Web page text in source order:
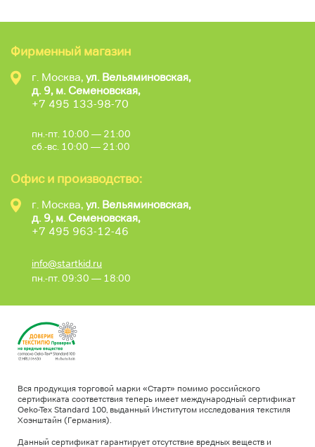
Фирменный магазин
г. Москва, ул. Вельяминовская,
д. 9, м. Семеновская,
+7 495 133-98-70
пн.-пт. 10:00 — 21:00
сб.-вс. 10:00 — 21:00
Офис и производство:
г. Москва, ул. Вельяминовская,
д. 9, м. Семеновская,
+7 495 963-12-46
info@startkid.ru
пн.-пт. 09:30 — 18:00
Вся продукция торговой марки «Старт» помимо российского
сертификата соответствия теперь имеет международный сертификат
Oeko-Tex Standard 100, выданный Институтом исследования текстиля
Хоэнштайн (Германия).
Данный сертификат гарантирует отсутствие вредных веществ и